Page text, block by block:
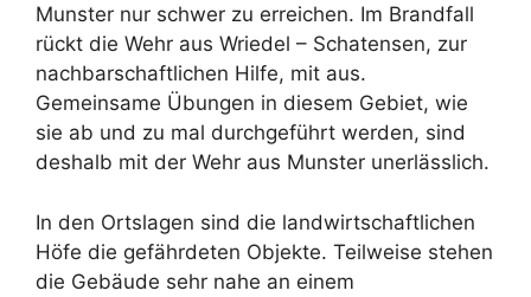
Munster nur schwer zu erreichen. Im Brandfall
rückt die Wehr aus Wriedel – Schatensen, zur
nachbarschaftlichen Hilfe, mit aus.
Gemeinsame Übungen in diesem Gebiet, wie
sie ab und zu mal durchgeführt werden, sind
deshalb mit der Wehr aus Munster unerlässlich.
In den Ortslagen sind die landwirtschaftlichen
Höfe die gefährdeten Objekte. Teilweise stehen
die Gebäude sehr nahe an einem